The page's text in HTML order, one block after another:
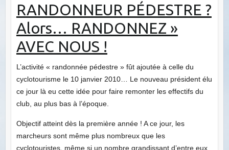
RANDONNEUR PÉDESTRE ?
Alors… RANDONNEZ »
AVEC NOUS !
L’activité « randonnée pédestre » fût ajoutée à celle du
cyclotourisme le 10 janvier 2010… Le nouveau président élu
ce jour là eu cette idée pour faire remonter les effectifs du
club, au plus bas à l’époque.
Objectif atteint dès la première année ! A ce jour, les
marcheurs sont même plus nombreux que les
cyclotouristes, même si un nombre grandissant d’entre eux